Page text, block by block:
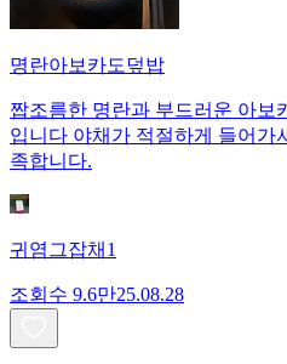
명란아보카도덮밥
짭조름한 명란과 부드러운 아보
입니다 야채가 적절하게 들어가
족합니다.
귀염그잡채1
조회수 9.6만25.08.28